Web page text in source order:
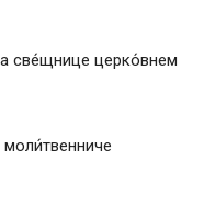
све́щнице церко́внем